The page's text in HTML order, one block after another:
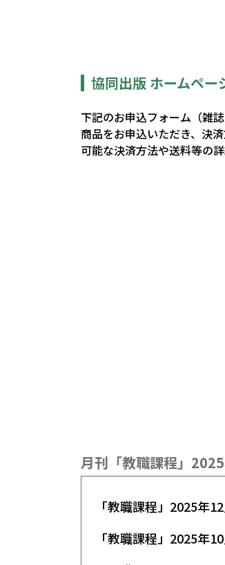
協同出版 ホームペー
下記のお申込フォーム（雑
商品をお申込いただき、決
可能な決済方法や送料等の
月刊「教職課程」
「教職課程」2025年
「教職課程」2025年